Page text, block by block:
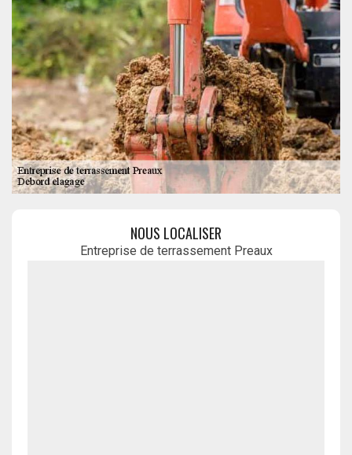
NOUS LOCALISER
Entreprise de terrassement Preaux